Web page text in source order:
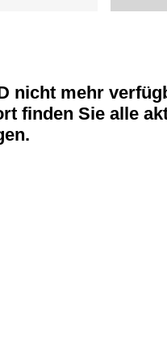
nicht mehr
finden Sie alle